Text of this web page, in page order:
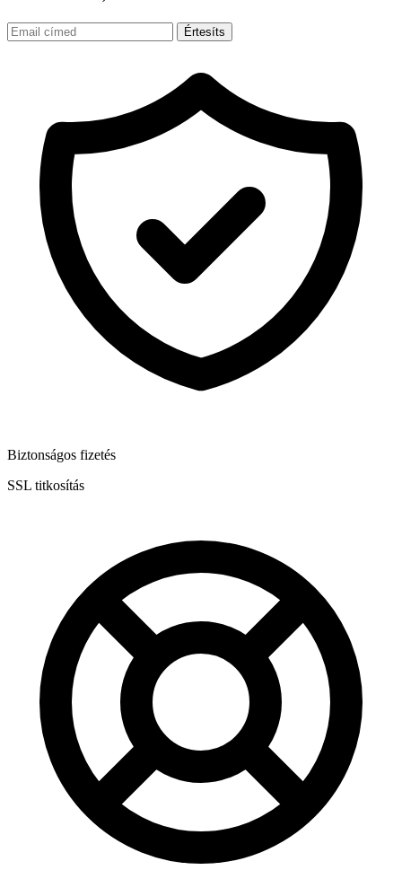
Értesíts
Biztonságos fizetés
SSL titkosítás